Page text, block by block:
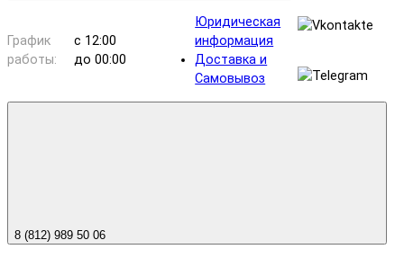
График
работы:
с 12:00
до 00:00
Юридическая
информация
Доставка и
Самовывоз
8 (812) 989 50 06